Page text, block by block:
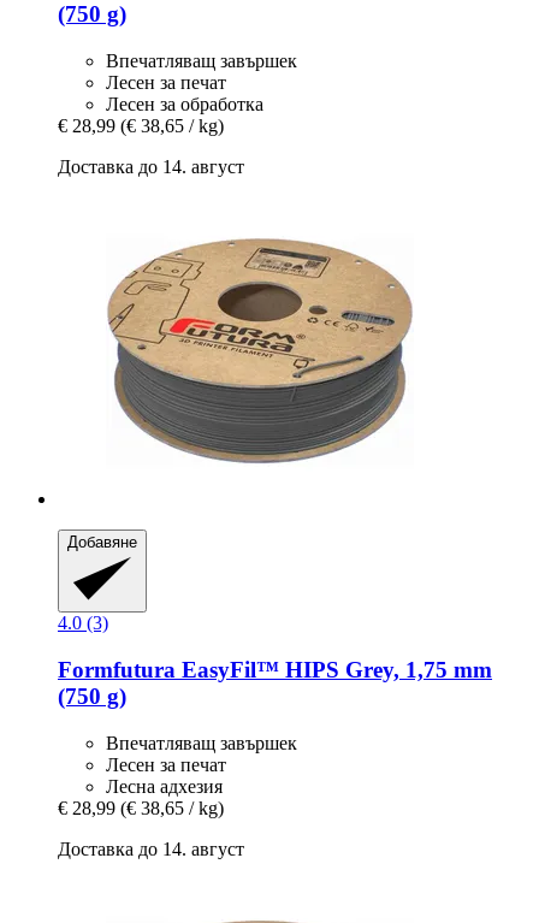
(750 g)
Впечатляващ завършек
Лесен за печат
Лесен за обработка
€ 28,99 (€ 38,65 / kg)
Доставка до 14. август
Добавяне
4.0 (3)
Formfutura EasyFil™ HIPS Grey, 1,75 mm
(750 g)
Впечатляващ завършек
Лесен за печат
Лесна адхезия
€ 28,99 (€ 38,65 / kg)
Доставка до 14. август